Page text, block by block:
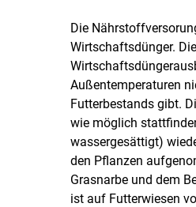
Die
Wirtschaftsdünger.
Außentemperaturen
Futterbestands gibt.
wie möglich
wassergesättigt)
den Pflanzen
Grasnarbe und dem
ist auf Futterwiesen